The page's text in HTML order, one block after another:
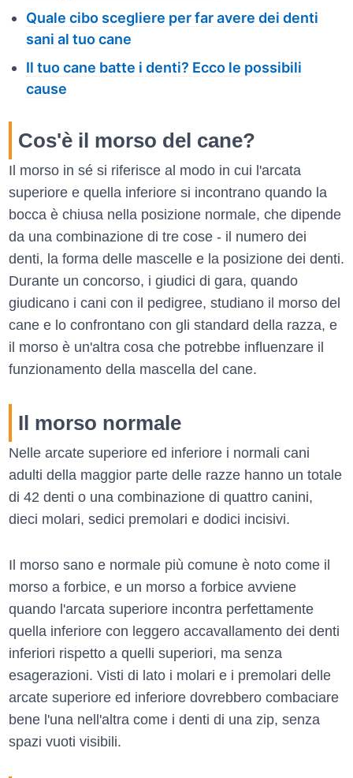
Quale cibo scegliere per far avere dei denti
sani al tuo cane
Il tuo cane batte i denti? Ecco le possibili
cause
Cos'è il morso del cane?
Il morso in sé si riferisce al modo in cui l'arcata
superiore e quella inferiore si incontrano quando la
bocca è chiusa nella posizione normale, che dipende
da una combinazione di tre cose - il numero dei
denti, la forma delle mascelle e la posizione dei denti.
Durante un concorso, i giudici di gara, quando
giudicano i cani con il pedigree, studiano il morso del
cane e lo confrontano con gli standard della razza, e
il morso è un'altra cosa che potrebbe influenzare il
funzionamento della mascella del cane.
Il morso normale
Nelle arcate superiore ed inferiore i normali cani
adulti della maggior parte delle razze hanno un totale
di 42 denti o una combinazione di quattro canini,
dieci molari, sedici premolari e dodici incisivi.
Il morso sano e normale più comune è noto come il
morso a forbice, e un morso a forbice avviene
quando l'arcata superiore incontra perfettamente
quella inferiore con leggero accavallamento dei denti
inferiori rispetto a quelli superiori, ma senza
esagerazioni. Visti di lato i molari e i premolari delle
arcate superiore ed inferiore dovrebbero combaciare
bene l'una nell'altra come i denti di una zip, senza
spazi vuoti visibili.